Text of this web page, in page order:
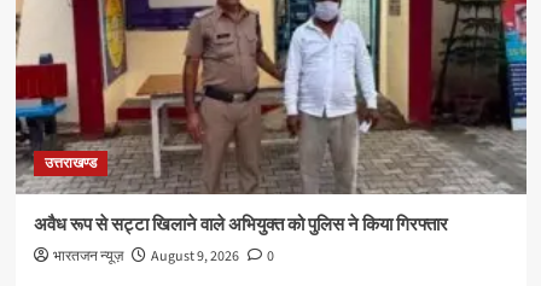
उत्तराखण्ड
अवैध रूप से सट्टा खिलाने वाले अभियुक्त को पुलिस ने किया गिरफ्तार
भारतजन न्यूज़ August 9, 2026 0